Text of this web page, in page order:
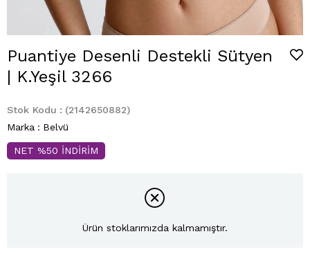
Puantiye Desenli Destekli Sütyen
| K.Yeşil 3266
Stok Kodu
(2142650882)
Marka : Belvü
NET %50 İNDİRİM
Ürün stoklarımızda kalmamıştır.